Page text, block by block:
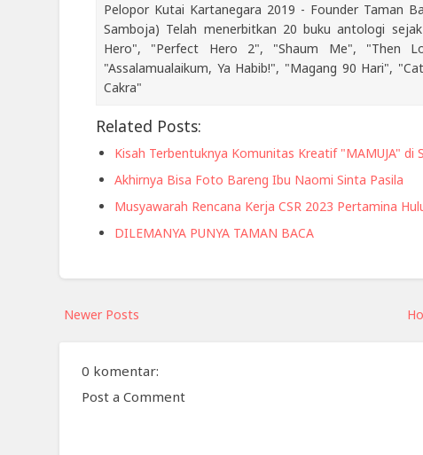
Pelopor Kutai Kartanegara 2019 - Founder Taman
Samboja) Telah menerbitkan 20 buku antologi
Hero", "Perfect Hero 2", "Shaum Me", "Then
"Assalamualaikum, Ya Habib!", "Magang 90 Hari",
Cakra"
Related Posts:
Kisah Terbentuknya Komunitas Kreatif "MAMUJA" di
Akhirnya Bisa Foto Bareng Ibu Naomi Sinta Pasila
Musyawarah Rencana Kerja CSR 2023 Pertamina
DILEMANYA PUNYA TAMAN BACA
Newer Posts
0 komentar:
Post a Comment